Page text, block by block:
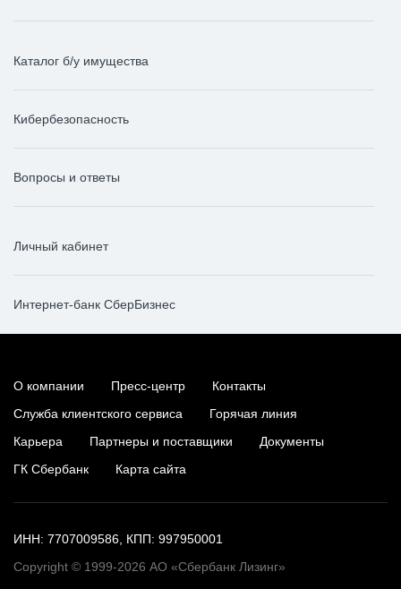
Каталог б/у имущества
Кибербезопасность
Вопросы и ответы
Личный кабинет
Интернет-банк СберБизнес
О компании Пресс-центр
Контакты
Служба клиентского сервиса
Горячая линия
Карьера
Партнеры и поставщики
Документы
ГК Сбербанк
Карта сайта
ИНН: 7707009586, КПП: 997950001
Copyright © 1999-2026 АО «Сбербанк Лизинг»